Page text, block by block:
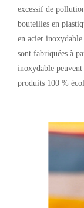
excessif de
bouteilles en
en acier
sont fabriquées à
inoxydable
produits 100 %